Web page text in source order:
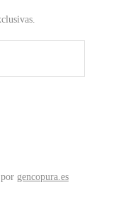
gencopura.es